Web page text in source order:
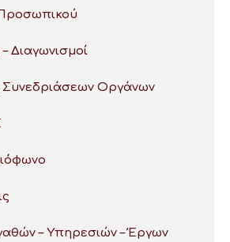
Διαγωνισμοί
Συνεδριάσεων Οργάνων
– Υπηρεσιών – Έργων